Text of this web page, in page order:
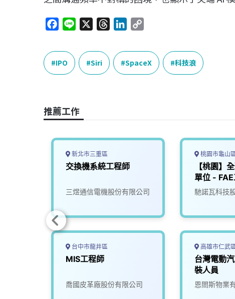
c
e
b
k
e
e
n
k
e
p
y
L
IPO Siri SpaceX 科技浪
推薦工作
新北市三重區
交換機系統工程師
三煜通信電機股份有限公司
台中市龍井區
MIS工程師
喬國皮革廠股份有限公司
桃園市龜山
【桃園】
單位 -
馳諾瓦科技
高雄市仁武
台灣電動
裝人員
恩閤斯物業